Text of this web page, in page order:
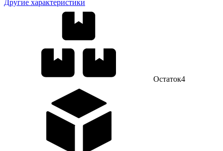
Другие характеристики
Остаток4